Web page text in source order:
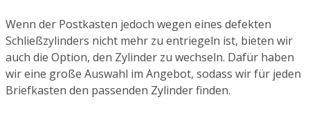
Wenn der Postkasten jedoch wegen eines defekten
Schließzylinders nicht mehr zu entriegeln ist, bieten wir
auch die Option, den Zylinder zu wechseln. Dafür haben
wir eine große Auswahl im Angebot, sodass wir für jeden
Briefkasten den passenden Zylinder finden.